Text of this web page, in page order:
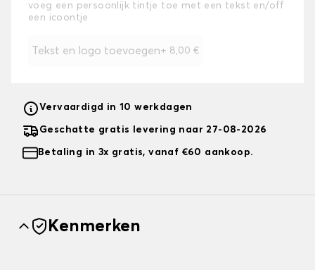
voeg een persoonlijk tintje toe met een tekst en/off
een icoontje
Tekst en logo toevoegen+ 8,00 €
Vervaardigd in 10 werkdagen
Geschatte gratis levering naar 27-08-2026
Betaling in 3x gratis, vanaf €60 aankoop.
Kenmerken